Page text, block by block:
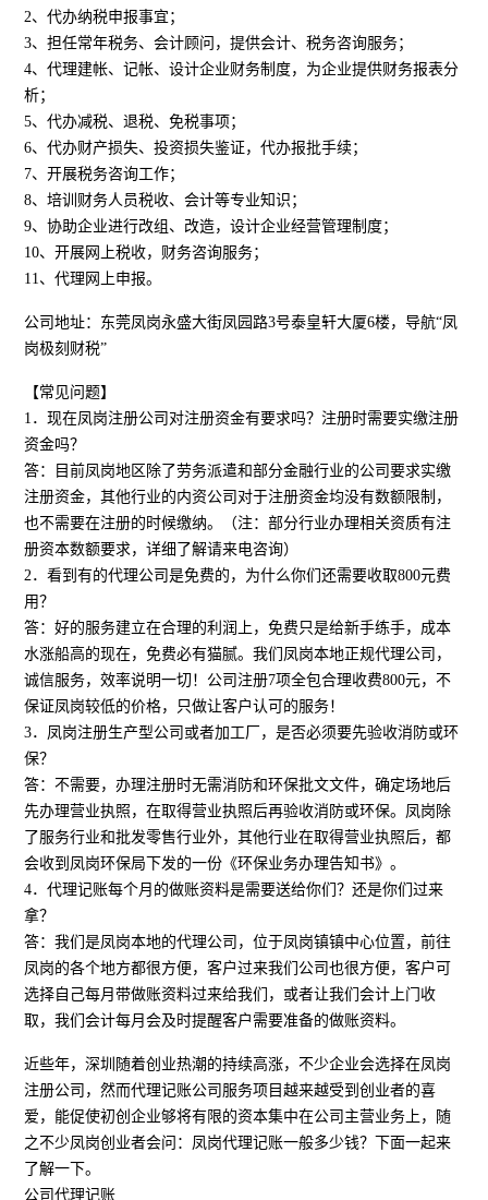
2、代办纳税申报事宜；
3、担任常年税务、会计顾问，提供会计、税务咨询服务；
4、代理建帐、记帐、设计企业财务制度，为企业提供财务报表分
析；
5、代办减税、退税、免税事项；
6、代办财产损失、投资损失鉴证，代办报批手续；
7、开展税务咨询工作；
8、培训财务人员税收、会计等专业知识；
9、协助企业进行改组、改造，设计企业经营管理制度；
10、开展网上税收，财务咨询服务；
11、代理网上申报。
公司地址：东莞凤岗永盛大街凤园路3号泰皇轩大厦6楼，导航“凤
岗极刻财税”
【常见问题】
1．现在凤岗注册公司对注册资金有要求吗？注册时需要实缴注册
资金吗？
答：目前凤岗地区除了劳务派遣和部分金融行业的公司要求实缴
注册资金，其他行业的内资公司对于注册资金均没有数额限制，
也不需要在注册的时候缴纳。（注：部分行业办理相关资质有注
册资本数额要求，详细了解请来电咨询）
2．看到有的代理公司是免费的，为什么你们还需要收取800元费
用？
答：好的服务建立在合理的利润上，免费只是给新手练手，成本
水涨船高的现在，免费必有猫腻。我们凤岗本地正规代理公司，
诚信服务，效率说明一切！公司注册7项全包合理收费800元，不
保证凤岗较低的价格，只做让客户认可的服务！
3．凤岗注册生产型公司或者加工厂，是否必须要先验收消防或环
保？
答：不需要，办理注册时无需消防和环保批文文件，确定场地后
先办理营业执照，在取得营业执照后再验收消防或环保。凤岗除
了服务行业和批发零售行业外，其他行业在取得营业执照后，都
会收到凤岗环保局下发的一份《环保业务办理告知书》。
4．代理记账每个月的做账资料是需要送给你们？还是你们过来
拿？
答：我们是凤岗本地的代理公司，位于凤岗镇镇中心位置，前往
凤岗的各个地方都很方便，客户过来我们公司也很方便，客户可
选择自己每月带做账资料过来给我们，或者让我们会计上门收
取，我们会计每月会及时提醒客户需要准备的做账资料。
近些年，深圳随着创业热潮的持续高涨，不少企业会选择在凤岗
注册公司，然而代理记账公司服务项目越来越受到创业者的喜
爱，能促使初创企业够将有限的资本集中在公司主营业务上，随
之不少凤岗创业者会问：凤岗代理记账一般多少钱？下面一起来
了解一下。
公司代理记账